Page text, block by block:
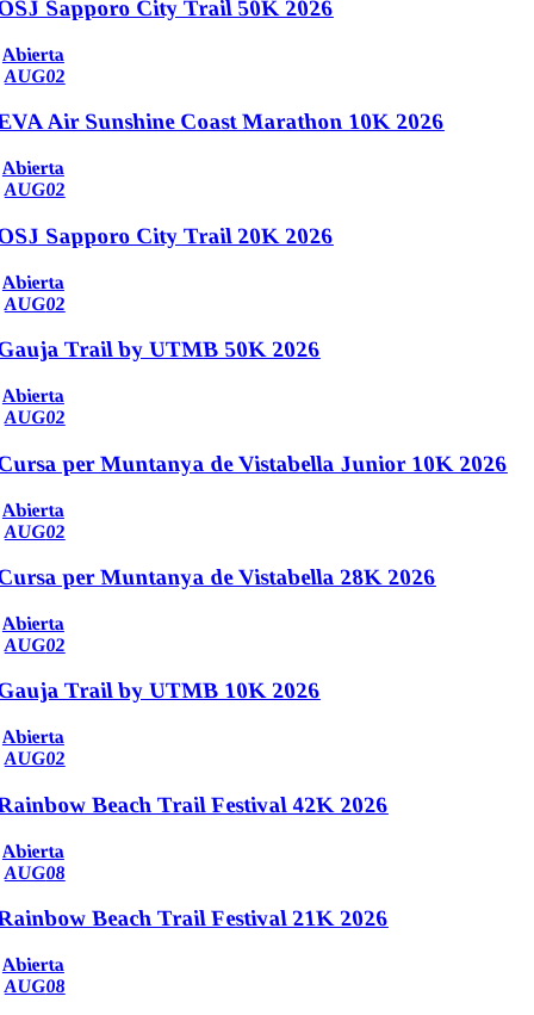
Sapporo City Trail 50K 2026
Abierta
AUG02
Air Sunshine Coast Marathon 10K 2026
Abierta
AUG02
Sapporo City Trail 20K 2026
Abierta
AUG02
Trail by UTMB 50K 2026
Abierta
AUG02
per Muntanya de Vistabella Junior 10K 2026
Abierta
AUG02
per Muntanya de Vistabella 28K 2026
Abierta
AUG02
Trail by UTMB 10K 2026
Abierta
AUG02
Beach Trail Festival 42K 2026
Abierta
AUG08
Beach Trail Festival 21K 2026
Abierta
AUG08